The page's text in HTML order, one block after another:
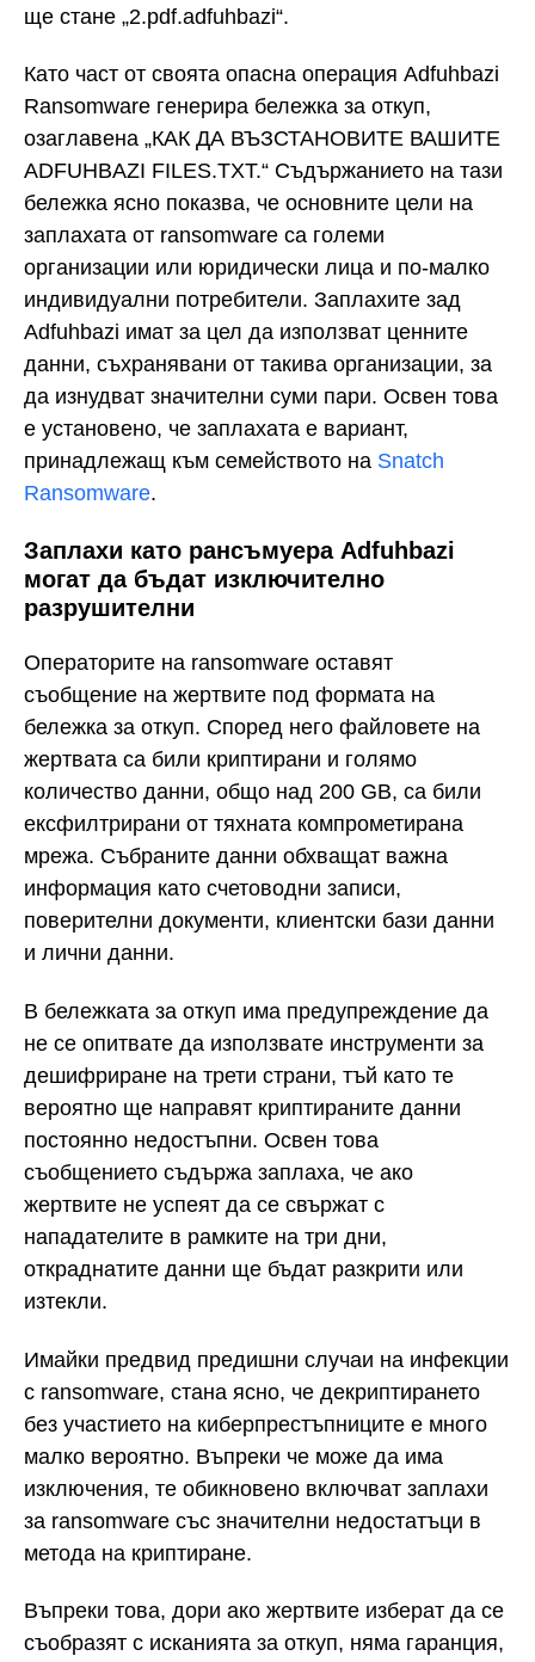
ще стане „2.pdf.adfuhbazi“.
Като част от своята опасна операция Adfuhbazi
Ransomware генерира бележка за откуп,
озаглавена „КАК ДА ВЪЗСТАНОВИТЕ ВАШИТЕ
ADFUHBAZI FILES.TXT.“ Съдържанието на тази
бележка ясно показва, че основните цели на
заплахата от ransomware са големи
организации или юридически лица и по-малко
индивидуални потребители. Заплахите зад
Adfuhbazi имат за цел да използват ценните
данни, съхранявани от такива организации, за
да изнудват значителни суми пари. Освен това
е установено, че заплахата е вариант,
принадлежащ към семейството на Snatch
Ransomware.
Заплахи като рансъмуера Adfuhbazi
могат да бъдат изключително
разрушителни
Операторите на ransomware оставят
съобщение на жертвите под формата на
бележка за откуп. Според него файловете на
жертвата са били криптирани и голямо
количество данни, общо над 200 GB, са били
ексфилтрирани от тяхната компрометирана
мрежа. Събраните данни обхващат важна
информация като счетоводни записи,
поверителни документи, клиентски бази данни
и лични данни.
В бележката за откуп има предупреждение да
не се опитвате да използвате инструменти за
дешифриране на трети страни, тъй като те
вероятно ще направят криптираните данни
постоянно недостъпни. Освен това
съобщението съдържа заплаха, че ако
жертвите не успеят да се свържат с
нападателите в рамките на три дни,
откраднатите данни ще бъдат разкрити или
изтекли.
Имайки предвид предишни случаи на инфекции
с ransomware, стана ясно, че декриптирането
без участието на киберпрестъпниците е много
малко вероятно. Въпреки че може да има
изключения, те обикновено включват заплахи
за ransomware със значителни недостатъци в
метода на криптиране.
Въпреки това, дори ако жертвите изберат да се
съобразят с исканията за откуп, няма гаранция,